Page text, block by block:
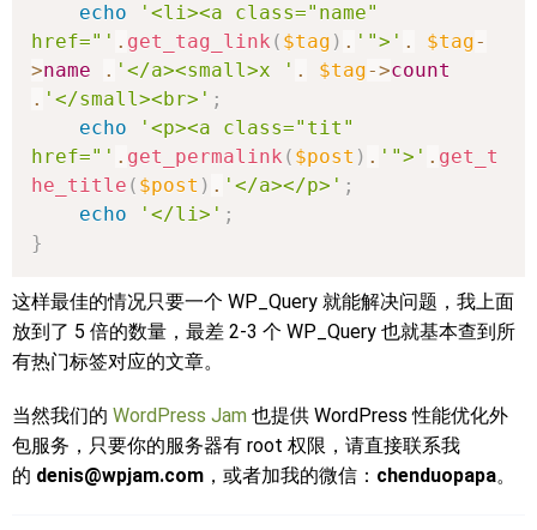
echo
'<li><a class="name"
href="' . get_tag_link ( $tag ) . '">' . $tag-
>name . '</a><small>x ' . $tag->count
. '</small><br>' ;
echo
'<p><a class="tit"
href="' . get_permalink ( $post ) . '">' . get_t
he_title ( $post ) . '</a></p>' ;
echo
'</li>' ;
}
这样最佳的情况只要一个 WP_Query 就能解决问题，我上面
放到了 5 倍的数量，最差 2-3 个 WP_Query 也就基本查到所
有热门标签对应的文章。
当然我们的 WordPress Jam 也提供 WordPress 性能优化外
包服务，只要你的服务器有 root 权限，请直接联系我
的 denis@wpjam.com ，或者加我的微信： chenduopapa。